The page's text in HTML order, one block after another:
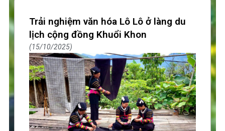
Trải nghiệm văn hóa Lô Lô ở làng du
lịch cộng đồng Khuổi Khon
15/10/2025